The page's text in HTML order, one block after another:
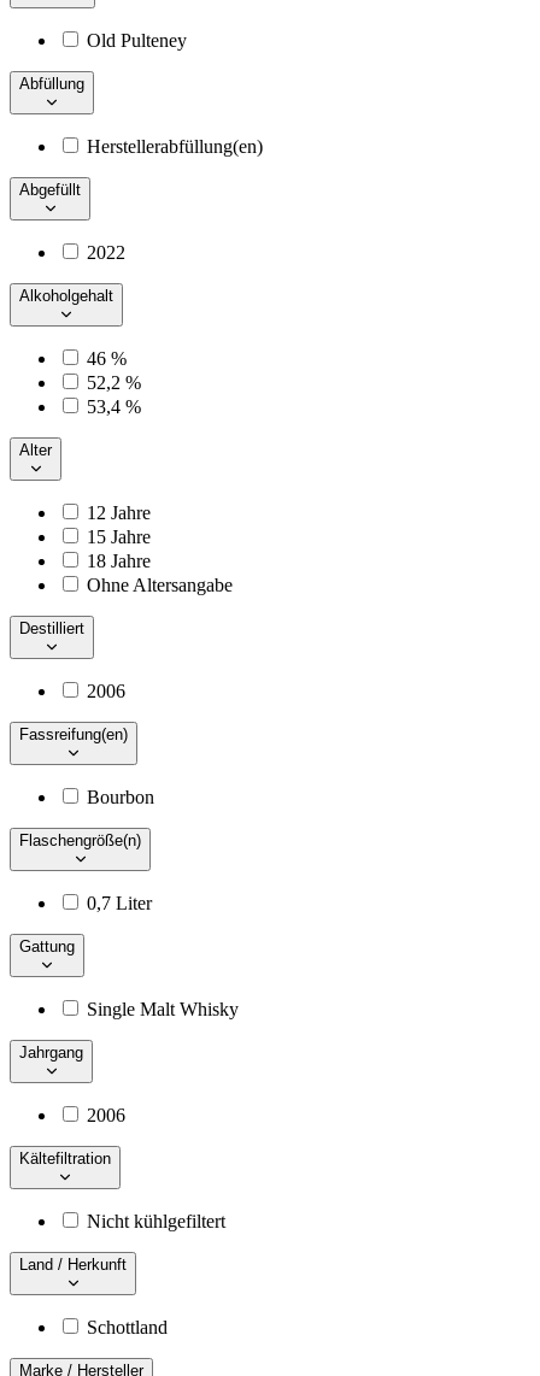
Old Pulteney
Abfüllung
Herstellerabfüllung(en)
Abgefüllt
2022
Alkoholgehalt
46 %
52,2 %
53,4 %
Alter
12 Jahre
15 Jahre
18 Jahre
Ohne Altersangabe
Destilliert
2006
Fassreifung(en)
Bourbon
Flaschengröße(n)
0,7 Liter
Gattung
Single Malt Whisky
Jahrgang
2006
Kältefiltration
Nicht kühlgefiltert
Land / Herkunft
Schottland
Marke / Hersteller